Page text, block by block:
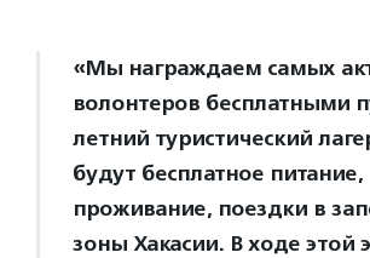
«Мы награждаем самых
волонтеров бесплатными
летний туристический
будут бесплатное питание,
проживание, поездки в
зоны Хакасии. В ходе этой